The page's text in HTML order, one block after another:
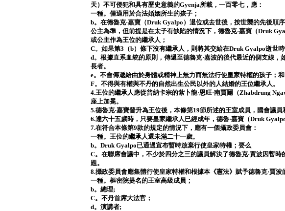
天）不可侵犯和具有歷史意義的Gyenja所載，一百零七，應：
一種。僅適用於合法婚姻所生的孩子；
b。在德魯克·嘉寶（Druk Gyalpo）退位或去世後，按世襲的先後順
公主為準，但前提是在太子有缺陷的情況下，德魯克·嘉寶（Druk
或公主作為王位的繼承人；
C。如果第3（b）條下沒有繼承人，則將其交給在Druk Gyalpo逝世時
d。根據直系血統的原則，傳遞至德魯克·嘉波的後代最近的側支線，
長者。
e。不會傳遞給由於身體或精神上無力而無法行使皇家特權的孩子；和
F。不得與有權與不丹的自然出生公民以外的人結婚的王位繼承人。
4.王位的繼承人應從普納卡宗的紮卜龍·恩旺·南賈爾（Zhabdrung
座上加冕。
5.德魯克·嘉寶晉升為王位後，本條第19節所述的王室成員，國會議員
6.達六十五歲時，只要皇家繼承人已經成年，德魯·嘉寶（Druk
7.在符合本條第9款的規定的情況下，應有一個攝政委員會：
一種。王位的繼承人還未滿二十一歲。
b。Druk Gyalpo已通過宣布暫時放棄行使皇家特權；要么
C。在聯席會議中，不少於四分之三的議員解決了德魯克·賈波因暫
題。
8.攝政委員會應集體行使皇家特權和根據本《憲法》賦予德魯克·賈波
一種。樞密院提名的王室高級成員；
b。總理;
C。不丹首席大法官；
d。演講者;